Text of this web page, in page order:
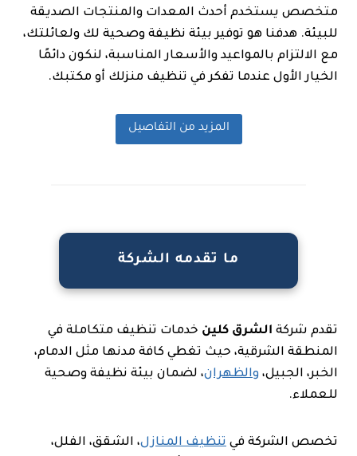
متخصص يستخدم أحدث المعدات والمنتجات الصديقة
للبيئة. هدفنا هو توفير بيئة نظيفة وصحية لك ولعائلتك،
مع الالتزام بالمواعيد والأسعار المناسبة، لنكون دائمًا
الخيار الأول عندما تفكر في تنظيف منزلك أو مكتبك.
المزيد من التفاصيل
ما تقدمه الشركة
تقدم شركة الشرق كلين خدمات تنظيف متكاملة في
المنطقة الشرقية، حيث تغطي كافة مدنها مثل الدمام،
الخبر، الجبيل، والظهران، لضمان بيئة نظيفة وصحية
للعملاء.
تخصص الشركة في تنظيف المنازل، الشقق، الفلل،